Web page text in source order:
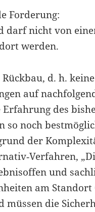
Forderung:
darf nicht von
werden.
d. h.
auf
des
so noch
der
und
am
die